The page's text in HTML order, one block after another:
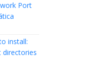
Port
install:
directories